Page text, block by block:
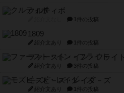
クルティボ
1件の投稿
1809
紹介文あり 1件の投稿
ファースト・イン・フライト
紹介文あり 3件の投稿
モズビ－ズ・レイダ－ズ
紹介文あり 1件の投稿